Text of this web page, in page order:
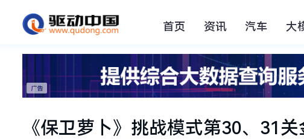
首页 资讯 汽车 大
《保卫萝卜》挑战模式第30、31